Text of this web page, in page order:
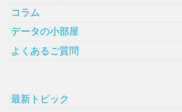
コラム
データの小部屋
よくあるご質問
最新トピック